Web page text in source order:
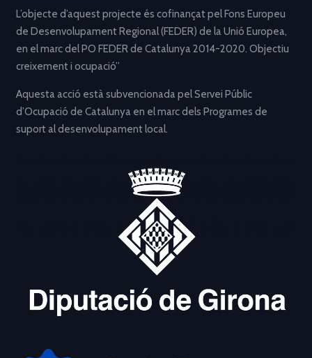
L’objecte d’aquest projecte és cofinançat pel Fons Europeu
de Desenvolupament Regional (FEDER) de la Unió Europea,
en el marc del PO FEDER de Catalunya 2014-2020. Objectiu
creixement i ocupació”
Aquesta acció està subvencionada pel Servei Públic
d’Ocupació de Catalunya en el marc dels Programes de
suport al desenvolupament local.